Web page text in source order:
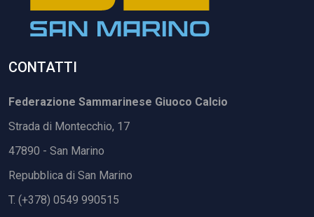
CONTATTI
Federazione Sammarinese Giuoco Calcio
Strada di Montecchio, 17
47890 - San Marino
Repubblica di San Marino
T. (+378) 0549 990515